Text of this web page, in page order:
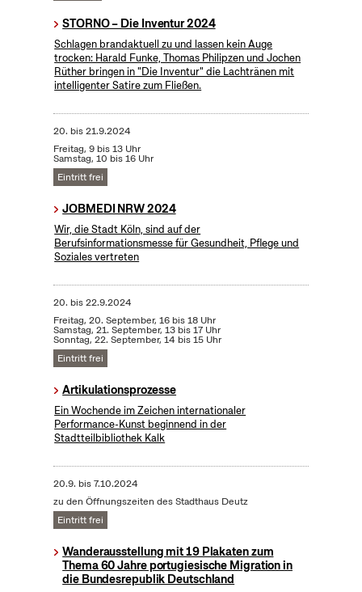
STORNO – Die Inventur 2024
Schlagen brandaktuell zu und lassen kein Auge
trocken: Harald Funke, Thomas Philipzen und Jochen
Rüther bringen in "Die Inventur" die Lachtränen mit
intelligenter Satire zum Fließen.
20. bis21.9.2024
Freitag, 9 bis 13 Uhr
Samstag, 10 bis 16 Uhr
Eintritt frei
JOBMEDI NRW 2024
Wir, die Stadt Köln, sind auf der
Berufsinformationsmesse für Gesundheit, Pflege und
Soziales vertreten
20. bis22.9.2024
Freitag, 20. September, 16 bis 18 Uhr
Samstag, 21. September, 13 bis 17 Uhr
Sonntag, 22. September, 14 bis 15 Uhr
Eintritt frei
Artikulationsprozesse
Ein Wochende im Zeichen internationaler
Performance-Kunst beginnend in der
Stadtteilbibliothek Kalk
20.9. bis7.10.2024
zu den Öffnungszeiten des Stadthaus Deutz
Eintritt frei
Wanderausstellung mit 19 Plakaten zum
Thema 60 Jahre portugiesische Migration in
die Bundesrepublik Deutschland